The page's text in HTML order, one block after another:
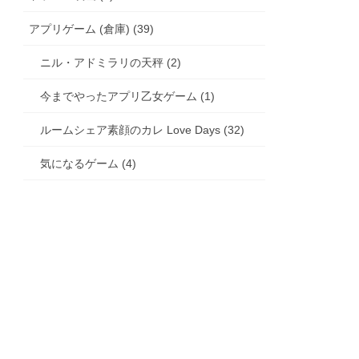
アプリゲーム (倉庫) (39)
ニル・アドミラリの天秤 (2)
今までやったアプリ乙女ゲーム (1)
ルームシェア素顔のカレ Love Days (32)
気になるゲーム (4)